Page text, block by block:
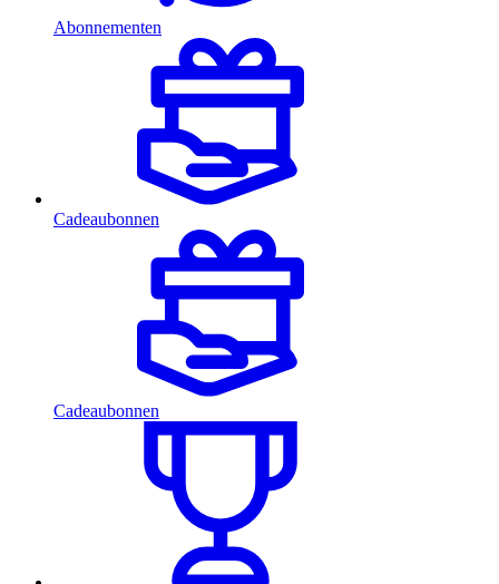
Abonnementen
Cadeaubonnen
Cadeaubonnen